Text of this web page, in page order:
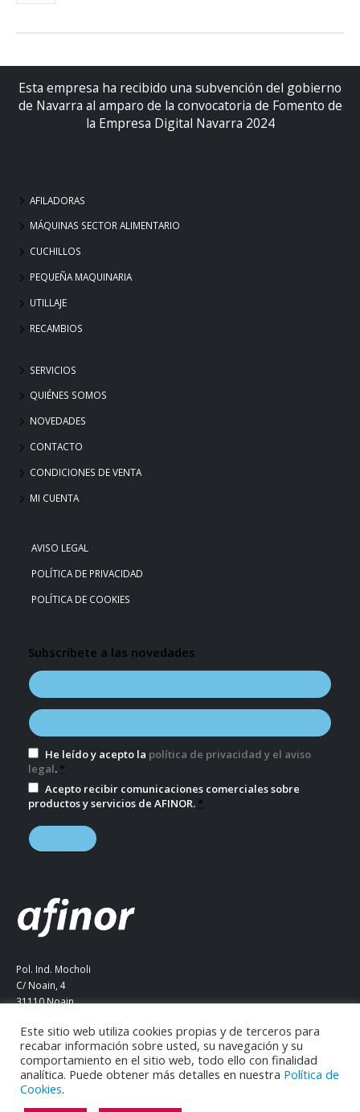
Esta empresa ha recibido una subvención del gobierno
de Navarra al amparo de la convocatoria de Fomento de
la Empresa Digital Navarra 2024
AFILADORAS
MÁQUINAS SECTOR ALIMENTARIO
CUCHILLOS
PEQUEÑA MAQUINARIA
UTILLAJE
RECAMBIOS
SERVICIOS
QUIÉNES SOMOS
NOVEDADES
CONTACTO
CONDICIONES DE VENTA
MI CUENTA
AVISO LEGAL
POLÍTICA DE PRIVACIDAD
POLÍTICA DE COOKIES
Subscríbete a las novedades
He leído y acepto la política de privacidad y el aviso
legal. *
Acepto recibir comunicaciones comerciales sobre
productos y servicios de AFINOR. *
Pol. Ind. Mocholi
C/ Noain, 4
31110 Noain
Tel. +34 948 290 387
info@afinor.eu
Este sitio web utiliza cookies propias y de terceros para
recabar información sobre usted, su navegación y su
comportamiento en el sitio web, todo ello con finalidad
analítica. Puede obtener más detalles en nuestra Política de
Cookies.